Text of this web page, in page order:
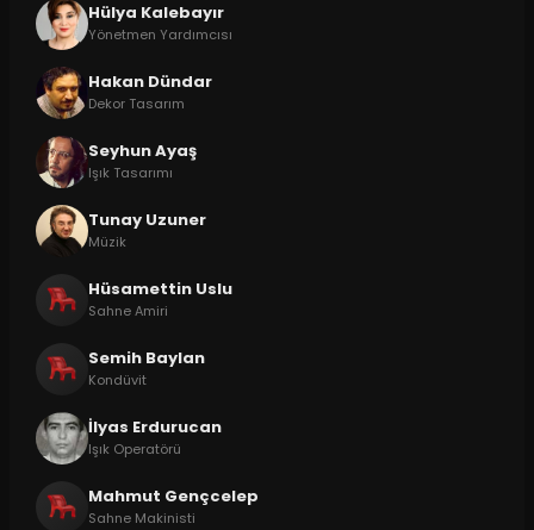
Hülya Kalebayır
Yönetmen Yardımcısı
Hakan Dündar
Dekor Tasarım
Seyhun Ayaş
Işık Tasarımı
Tunay Uzuner
Müzik
Hüsamettin Uslu
Sahne Amiri
Semih Baylan
Kondüvit
İlyas Erdurucan
Işık Operatörü
Mahmut Gençcelep
Sahne Makinisti